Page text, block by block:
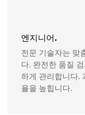
엔지니어.
전문 기술자는 맞
다. 완전한 품질
하게 관리합니다.
율을 높힙니다.